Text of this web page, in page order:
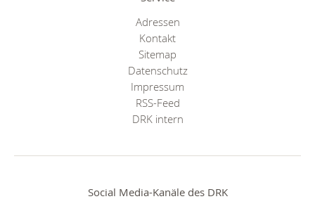
Adressen
Kontakt
Sitemap
Datenschutz
Impressum
RSS-Feed
DRK intern
Social Media-Kanäle des DRK